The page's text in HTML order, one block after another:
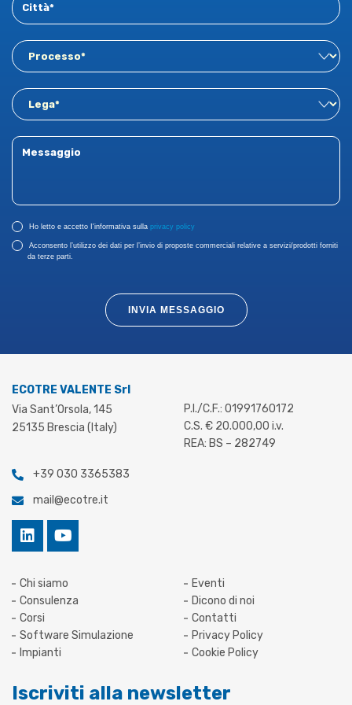
Ho letto e accetto I'informativa sulla privacy policy
Acconsento l’utilizzo dei dati per l’invio di proposte commerciali relative a servizi/prodotti forniti
da terze parti.
INVIA MESSAGGIO
ECOTRE VALENTE Srl
Via Sant’Orsola, 145
25135 Brescia (Italy)
+39 030 3365383
mail@ecotre.it
P.I./C.F.: 01991760172
C.S. € 20.000,00 i.v.
REA: BS – 282749
Chi siamo
Consulenza
Corsi
Software Simulazione
Impianti
Eventi
Dicono di noi
Contatti
Privacy Policy
Cookie Policy
Iscriviti alla newsletter